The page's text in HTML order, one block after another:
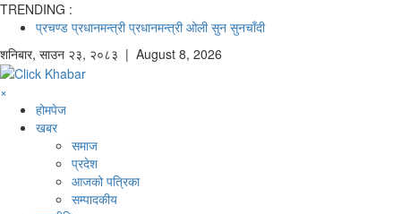
TRENDING :
प्रचण्ड प्रधानमन्त्री प्रधानमन्त्री ओली सुन सुनचाँदी
शनिबार, साउन २३, २०८३ | August 8, 2026
×
होमपेज
खबर
समाज
प्रदेश
आजको पत्रिका
सम्पादकीय